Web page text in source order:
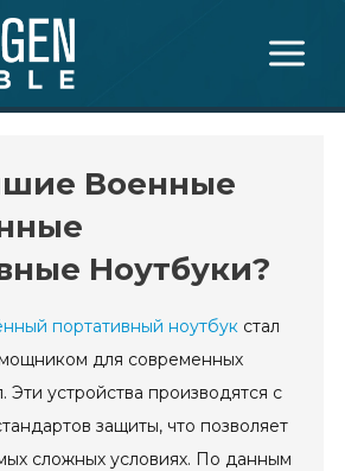
Menu
Военные
Ноутбуки?
портативный ноутбук стал
для современных
Эти устройства производятся с
защиты, что позволяет
сложных условиях. По данным